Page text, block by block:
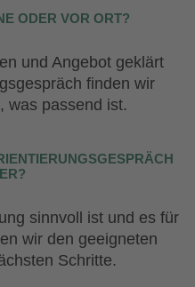
ODER VOR ORT?
und Angebot geklärt
finden wir
was passend ist.
sinnvoll ist und es für
wir den geeigneten
Schritte.